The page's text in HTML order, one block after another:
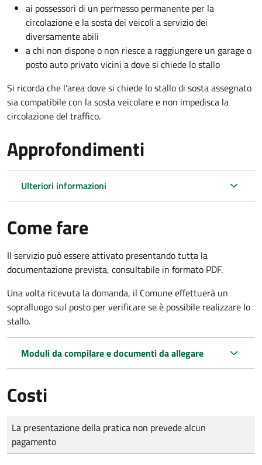
ai possessori di un permesso permanente per la
circolazione e la sosta dei veicoli a servizio dei
diversamente abili
a chi non dispone o non riesce a raggiungere un garage o
posto auto privato vicini a dove si chiede lo stallo
Si ricorda che l'area dove si chiede lo stallo di sosta assegnato
sia compatibile con la sosta veicolare e non impedisca la
circolazione del traffico.
Approfondimenti
Ulteriori informazioni
Come fare
Il servizio può essere attivato presentando tutta la
documentazione prevista, consultabile in formato PDF.
Una volta ricevuta la domanda, il Comune effettuerà un
sopralluogo sul posto per verificare se è possibile realizzare lo
stallo.
Moduli da compilare e documenti da allegare
Costi
Tipo di pagamento
Importo
La presentazione della pratica non prevede alcun
pagamento